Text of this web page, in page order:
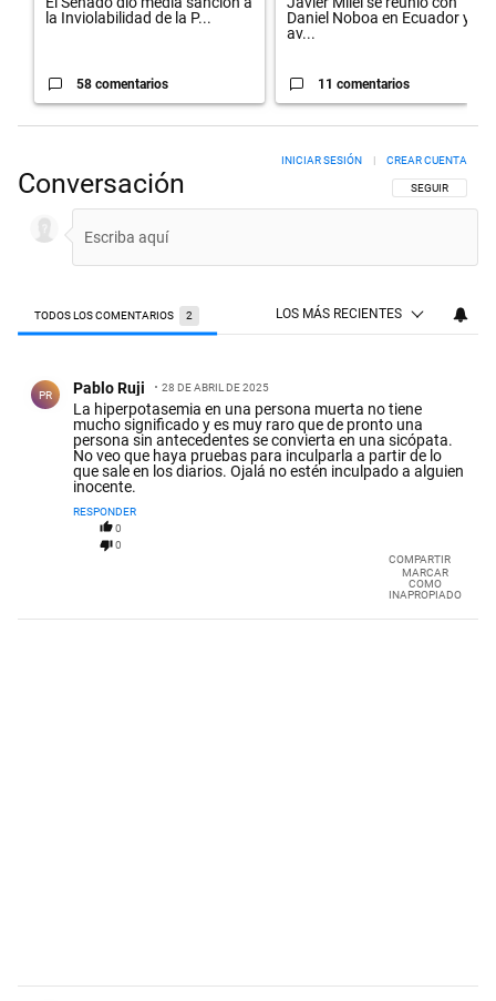
la Inviolabilidad de la P...
58 comentarios
Daniel Noboa en Ecuador y
av...
11 comentarios
Conversación SIGA ESTA
SEGUIR
INICIAR SESIÓN CREAR CUENTA
TODOS LOS COMENTARIOS 2 LOS MÁS RECIENTES
PR Pablo Ruji 28 DE ABRIL DE 2025
La hiperpotasemia en una persona muerta no tiene
mucho significado y es muy raro que de pronto una
persona sin antecedentes se convierta en una sicópata.
No veo que haya pruebas para inculparla a partir de lo
que sale en los diarios. Ojalá no estén inculpado a alguien
inocente.
RESPONDER
0
0
COMPARTIR
MARCAR
COMO
INAPROPIADO